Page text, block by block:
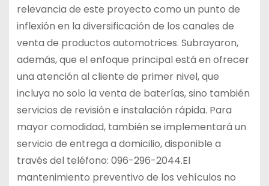
relevancia de este proyecto como un punto de
inflexión en la diversificación de los canales de
venta de productos automotrices. Subrayaron,
además, que el enfoque principal está en ofrecer
una atención al cliente de primer nivel, que
incluya no solo la venta de baterías, sino también
servicios de revisión e instalación rápida. Para
mayor comodidad, también se implementará un
servicio de entrega a domicilio, disponible a
través del teléfono: 096-296-2044.El
mantenimiento preventivo de los vehículos no